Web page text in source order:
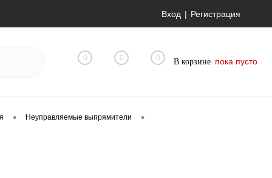
Вход Регистрация
0 0 0 В корзине пока пусто
• Неуправляемые выпрямители •